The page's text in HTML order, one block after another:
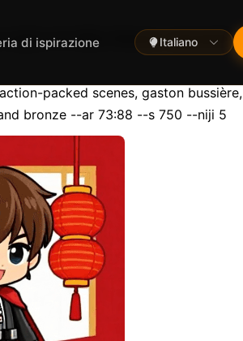
of miho hirano, dynamic
packed scenes, gaston bussière,
bronze --ar 73:88 --s 750 --niji 5
di ispirazione Italiano